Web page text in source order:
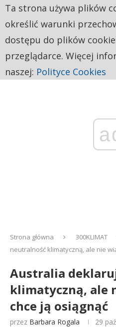
Strona główna 300KLIMAT
neutralność klimatyczną, ale nie
Australia
klimatyczną, ale
chce ją osiągnąć
przez Barbara Rogala 29
Ta strona używa plików
określić warunki
dostępu do plików
przeglądarce. Więcej
naszej: Polityce Cookies